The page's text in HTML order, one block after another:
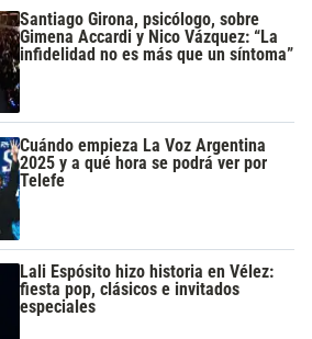
Santiago Girona, psicólogo, sobre
Gimena Accardi y Nico Vázquez: “La
infidelidad no es más que un síntoma”
Cuándo empieza La Voz Argentina
2025 y a qué hora se podrá ver por
Telefe
Lali Espósito hizo historia en Vélez:
fiesta pop, clásicos e invitados
especiales